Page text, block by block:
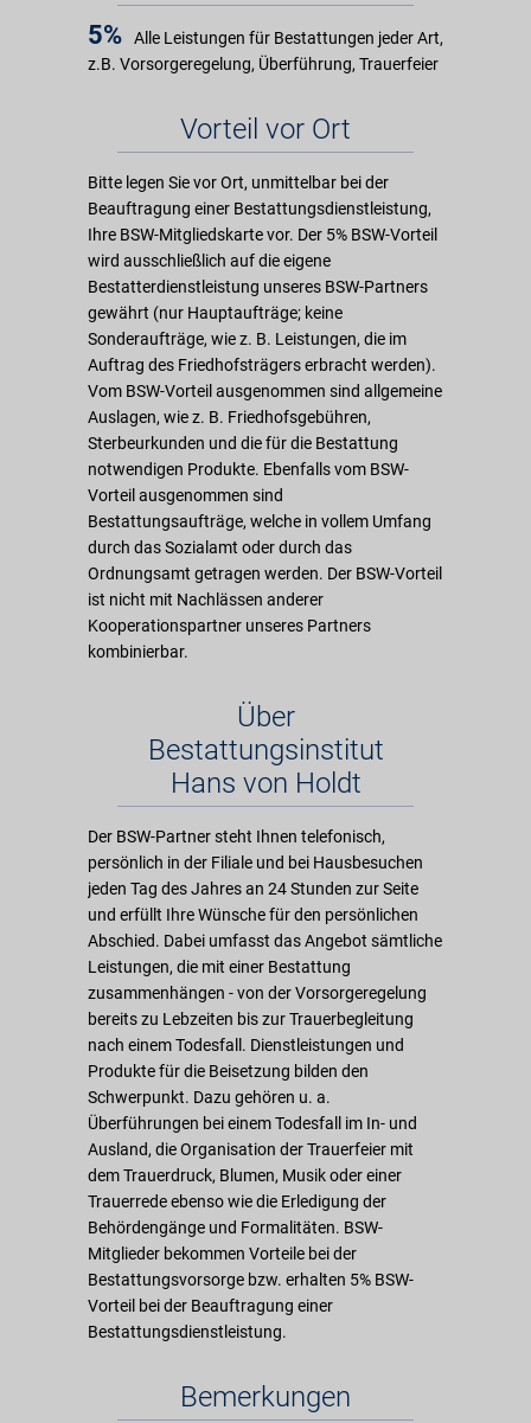
5%
Alle Leistungen für Bestattungen jeder Art,
z.B. Vorsorgeregelung, Überführung, Trauerfeier
Vorteil vor Ort
Bitte legen Sie vor Ort, unmittelbar bei der
Beauftragung einer Bestattungsdienstleistung,
Ihre BSW-Mitgliedskarte vor. Der 5% BSW-Vorteil
wird ausschließlich auf die eigene
Bestatterdienstleistung unseres BSW-Partners
gewährt (nur Hauptaufträge; keine
Sonderaufträge, wie z. B. Leistungen, die im
Auftrag des Friedhofsträgers erbracht werden).
Vom BSW-Vorteil ausgenommen sind allgemeine
Auslagen, wie z. B. Friedhofsgebühren,
Sterbeurkunden und die für die Bestattung
notwendigen Produkte. Ebenfalls vom BSW-
Vorteil ausgenommen sind
Bestattungsaufträge, welche in vollem Umfang
durch das Sozialamt oder durch das
Ordnungsamt getragen werden. Der BSW-Vorteil
ist nicht mit Nachlässen anderer
Kooperationspartner unseres Partners
kombinierbar.
Über
Bestattungsinstitut
Hans von Holdt
Der BSW-Partner steht Ihnen telefonisch,
persönlich in der Filiale und bei Hausbesuchen
jeden Tag des Jahres an 24 Stunden zur Seite
und erfüllt Ihre Wünsche für den persönlichen
Abschied. Dabei umfasst das Angebot sämtliche
Leistungen, die mit einer Bestattung
zusammenhängen - von der Vorsorgeregelung
bereits zu Lebzeiten bis zur Trauerbegleitung
nach einem Todesfall. Dienstleistungen und
Produkte für die Beisetzung bilden den
Schwerpunkt. Dazu gehören u. a.
Überführungen bei einem Todesfall im In- und
Ausland, die Organisation der Trauerfeier mit
dem Trauerdruck, Blumen, Musik oder einer
Trauerrede ebenso wie die Erledigung der
Behördengänge und Formalitäten. BSW-
Mitglieder bekommen Vorteile bei der
Bestattungsvorsorge bzw. erhalten 5% BSW-
Vorteil bei der Beauftragung einer
Bestattungsdienstleistung.
Bemerkungen